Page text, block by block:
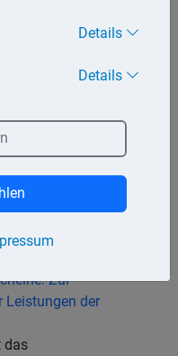
Änderungen für
mit einer
einräumen,
Härtefällen mit
oder teilweise zu
Lösung für
für Steuern (LfSt)
Zur
Leistungen der
das
Details
Details